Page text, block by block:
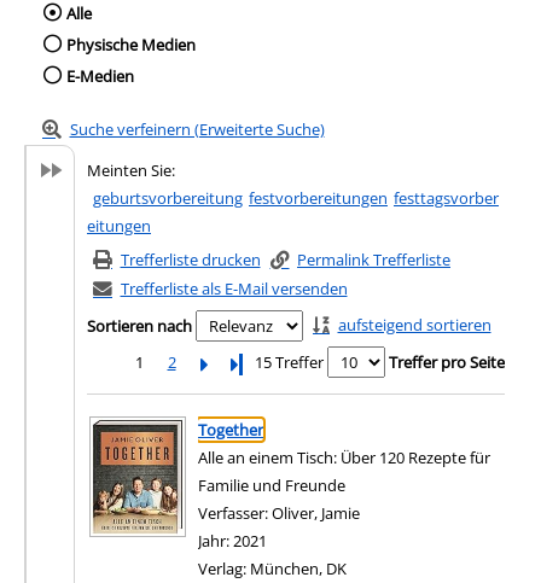
Wählen Sie die Medienart nach der Sie
Alle
Physische Medien
E-Medien
Suche verfeinern (Erweiterte Suche)
Meinten Sie:
geburtsvorbereitung festvorbereitungen festtagsvorber
eitungen
Trefferliste drucken
Permalink Trefferliste
Trefferliste als E-Mail versenden
Sortieren nach
aufsteigend sortieren
1
2 Letzte Seite
15 Treffer Treffer pro Seite
Suchergebnis
Zu den Suchfiltern springen
Together
Alle an einem Tisch: Über 120 Rezepte für
Familie und Freunde
Verfasser:Oliver, Jamie
Jahr:2021
Verlag: München, DK